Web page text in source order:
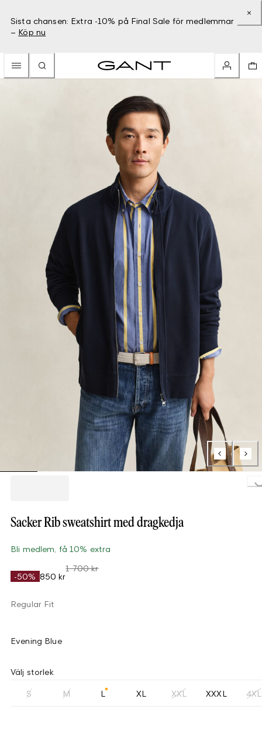
Sista chansen: Extra -10% på Final Sale för medlemmar
– Köp nu
Loading...
Sacker Rib sweatshirt med dragkedja
Bli medlem, få 10% extra
-50% 850 kr
1 700 kr
Regular Fit
Evening Blue
Välj storlek
S M L XL XXL XXXL 4XL